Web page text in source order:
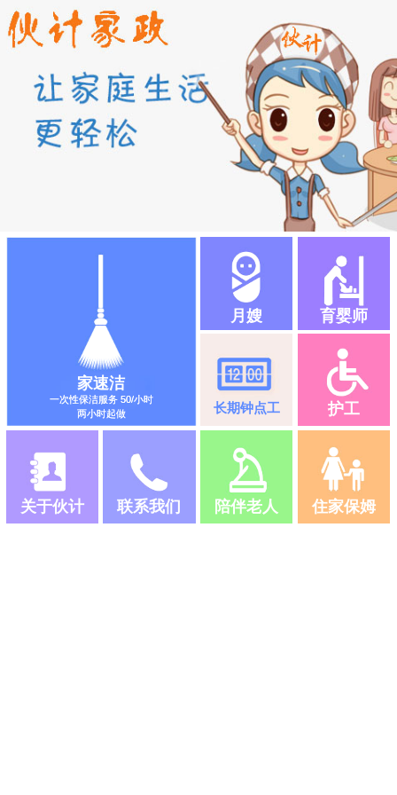
家速洁
一次性保洁服务 50/小时
两小时起做
月嫂 育婴师
长期钟点工 护工
关于伙计 联系我们 陪伴老人 住家保姆